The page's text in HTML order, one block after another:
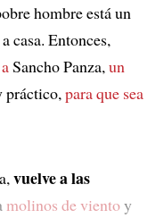
hombre está un
casa. Entonces,
Sancho Panza, un
para que sea
vuelve a las
molinos de vientoy